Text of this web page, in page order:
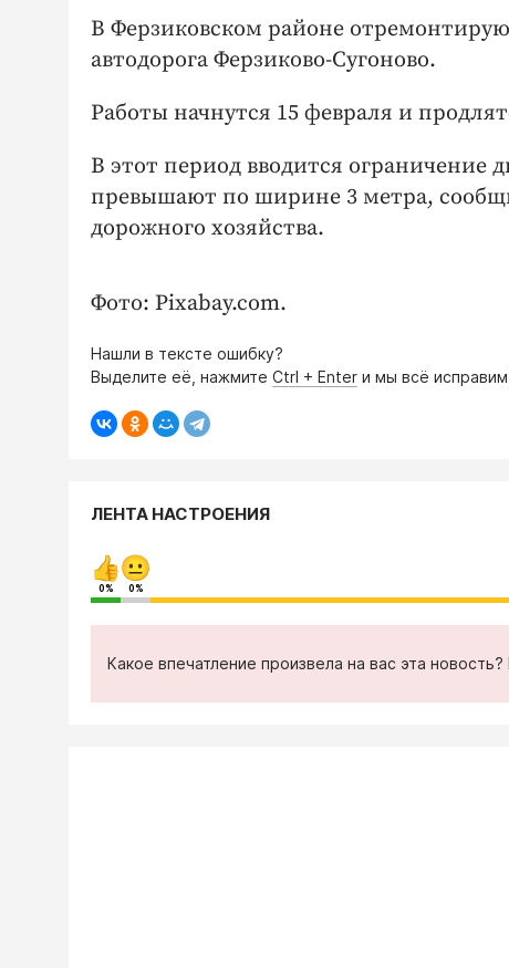
В Ферзиковском районе
автодорога Ферзиково-Сугоново.
Работы начнутся 15 февраля и
В этот период вводится ограничение
превышают по ширине 3 метра,
дорожного хозяйства.
Фото: Pixabay.com.
Нашли в тексте ошибку?
Выделите её, нажмите Ctrl + Enter и мы всё
ЛЕНТА НАСТРОЕНИЯ
0% 0%
Какое впечатление произвела на вас эта